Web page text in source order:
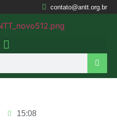
contato@antt.org.br
15:08